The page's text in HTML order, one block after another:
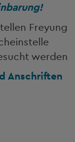
Freyung
werden
Anschriften